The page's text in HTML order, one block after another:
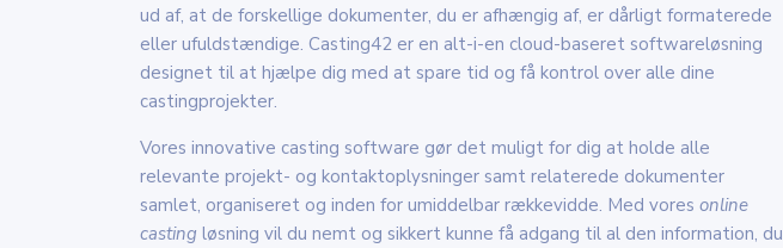
ud af, at de forskellige dokumenter, du er afhængig af, er dårligt formaterede
eller ufuldstændige. Casting42 er en alt-i-en cloud-baseret softwareløsning
designet til at hjælpe dig med at spare tid og få kontrol over alle dine
castingprojekter.
Vores innovative casting software gør det muligt for dig at holde alle
relevante projekt- og kontaktoplysninger samt relaterede dokumenter
samlet, organiseret og inden for umiddelbar rækkevidde. Med vores online
casting løsning vil du nemt og sikkert kunne få adgang til al den information, du